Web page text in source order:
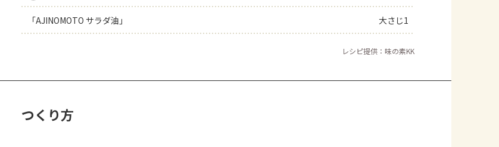
「AJINOMOTO サラダ油」 大さじ1
レシピ提供：味の素KK
つくり方